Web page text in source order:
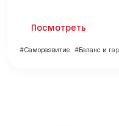
Посмотреть
#Саморазвитие #Баланс и